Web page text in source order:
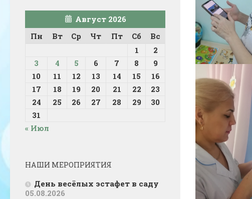
Август 2026
Пн
Вт Ср Чт Пт Сб
Вс
1
2
3
4 5 6 7 8
9
10
11 12 13 14 15
16
17
18 19 20 21 22
23
24
25 26 27 28 29
30
31
« Июл
НАШИ МЕРОПРИЯТИЯ
День весёлых эстафет в саду
05.08.2026